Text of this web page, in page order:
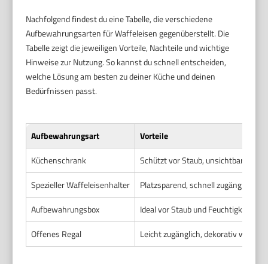
Nachfolgend findest du eine Tabelle, die verschiedene
Aufbewahrungsarten für Waffeleisen gegenüberstellt. Die
Tabelle zeigt die jeweiligen Vorteile, Nachteile und wichtige
Hinweise zur Nutzung. So kannst du schnell entscheiden,
welche Lösung am besten zu deiner Küche und deinen
Bedürfnissen passt.
Aufbewahrungsart
Vorteile
Küchenschrank
Schützt vor Staub, unsichtbar,
Spezieller Waffeleisenhalter
Platzsparend, schnell zugänglich,
Aufbewahrungsbox
Ideal vor Staub und Feuchtigkeit
Offenes Regal
Leicht zugänglich, dekorativ wenn